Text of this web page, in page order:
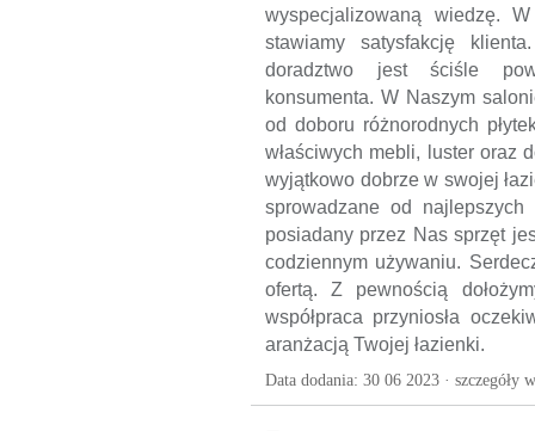
wyspecjalizowaną wiedzę.
stawiamy satysfakcję
doradztwo jest ściśle
konsumenta. W Naszym
od doboru różnorodnych
właściwych mebli, luster oraz
wyjątkowo dobrze w swojej
sprowadzane od
posiadany przez Nas sprzęt
codziennym używaniu.
ofertą. Z pewnością
współpraca przyniosła
aranżacją Twojej łazienki.
Data dodania: 30 06 2023 · szczegóły